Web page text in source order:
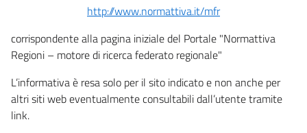
http://www.normattiva.it/mfr
corrispondente alla pagina iniziale del Portale "Normattiva
Regioni – motore di ricerca federato regionale"
L’informativa è resa solo per il sito indicato e non anche per
altri siti web eventualmente consultabili dall’utente tramite
link.